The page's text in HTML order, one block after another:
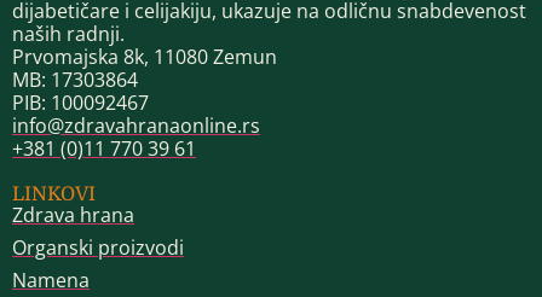
dijabetičare i celijakiju, ukazuje na odličnu snabdevenost
naših radnji.
Prvomajska 8k, 11080 Zemun
MB: 17303864
PIB: 100092467
info@zdravahranaonline.rs
+381 (0)11 770 39 61
LINKOVI
Zdrava hrana
Organski proizvodi
Namena